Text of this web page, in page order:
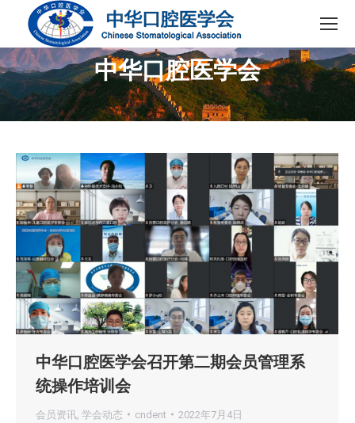
中华口腔医学会
您在这里：
中华口腔医学会召开第二期会员管理系
统操作培训会
会员资讯 学会动态 cndent 2022年7月4日